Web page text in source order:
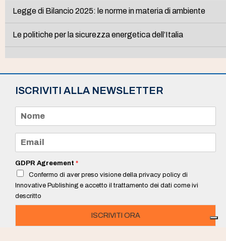
Legge di Bilancio 2025: le norme in materia di ambiente
Le politiche per la sicurezza energetica dell’Italia
ISCRIVITI ALLA NEWSLETTER
m
e
a
i
*
GDPR Agreement *
Confermo di aver preso visione della privacy policy di
Innovative Publishing e accetto il trattamento dei dati come ivi
descritto
ISCRIVITI ORA